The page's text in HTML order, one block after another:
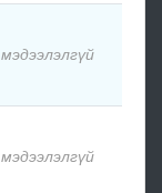
мэдээлэлгүй
мэдээлэлгүй